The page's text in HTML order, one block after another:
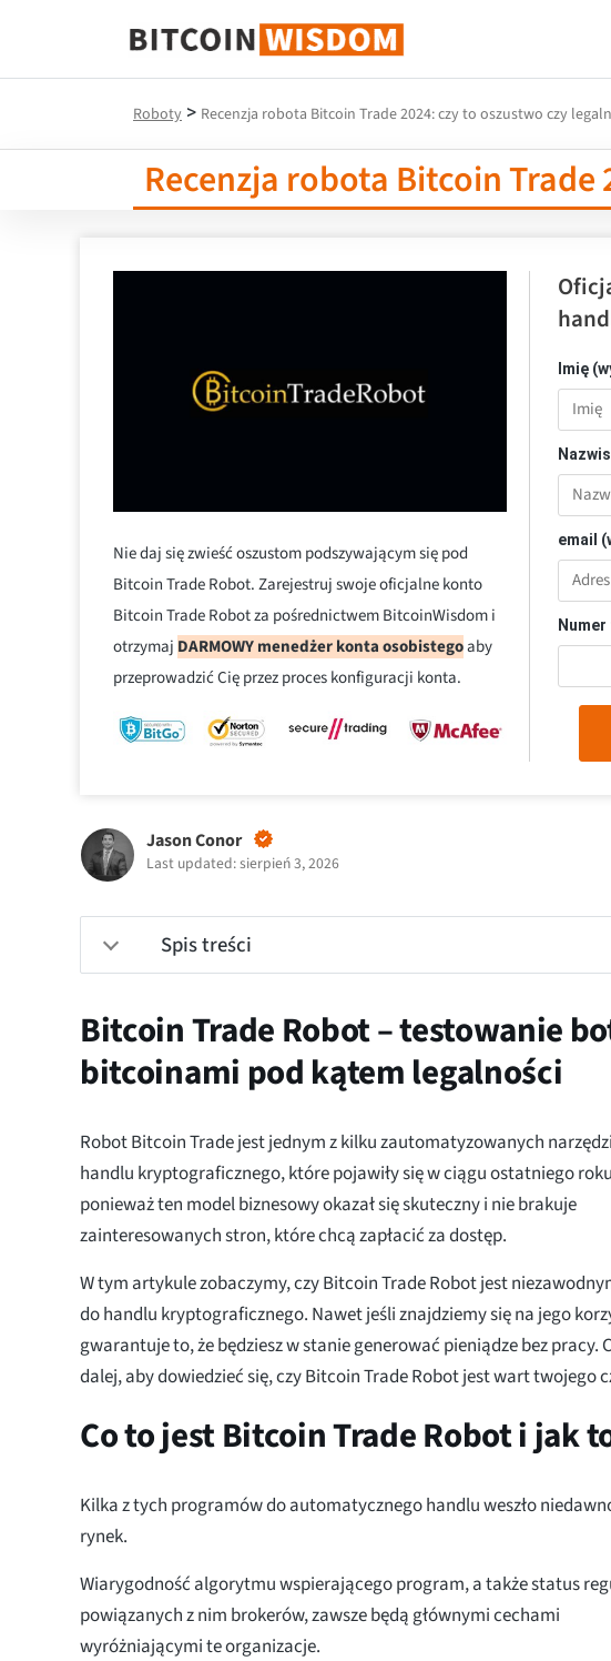
Mądrość Bitcoina
Roboty > Recenzja robota Bitcoin Trade 2024: czy to oszustwo czy
Recenzja robota Bitcoin
Nie daj się zwieść oszustom podszywającym się pod
Bitcoin Trade Robot. Zarejestruj swoje oficjalne konto
Bitcoin Trade Robot za pośrednictwem BitcoinWisdom i
otrzymaj DARMOWY menedżer konta osobistegoaby
przeprowadzić Cię przez proces konfiguracji konta.
Imię
email
Jason Conor
Last updated: sierpień 3, 2026
Spis treści
Bitcoin Trade Robot – testowanie
bitcoinami pod kątem legalności
Robot Bitcoin Trade jest jednym z kilku zautomatyzowanych
handlu kryptograficznego, które pojawiły się w ciągu ostatniego
ponieważ ten model biznesowy okazał się skuteczny i nie brakuje
zainteresowanych stron, które chcą zapłacić za dostęp.
W tym artykule zobaczymy, czy Bitcoin Trade Robot jest
do handlu kryptograficznego. Nawet jeśli znajdziemy się na jego
gwarantuje to, że będziesz w stanie generować pieniądze bez pracy.
dalej, aby dowiedzieć się, czy Bitcoin Trade Robot jest wart twojego
Co to jest Bitcoin Trade Robot i jak
Kilka z tych programów do automatycznego handlu weszło
rynek.
Wiarygodność algorytmu wspierającego program, a także status
powiązanych z nim brokerów, zawsze będą głównymi cechami
wyróżniającymi te organizacje.